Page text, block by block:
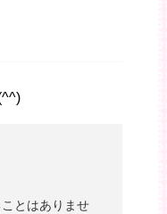
とはありませ